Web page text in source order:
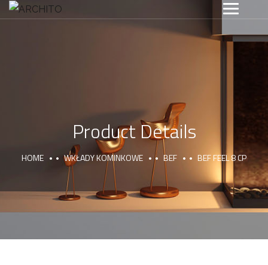
Product Details
HOME WKŁADY KOMINKOWE BEF BEF FEEL 8 CP